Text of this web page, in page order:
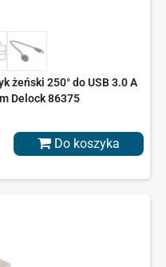
żeński 250° do USB 3.0 A
Delock 86375
Do koszyka